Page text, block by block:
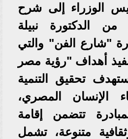
الوزراء إلى شرح
الدكتورة نبيلة
"شارع الفن" والتي
أهداف "رؤية مصر
تستهدف تحقيق التنمية
الإنسان المصري،
تتضمن إقامة
متنوعة، تشمل